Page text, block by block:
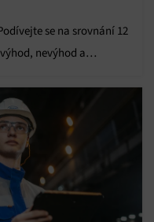
a sdělování
Vždy aktivní
se na srovnání 12
nevýhod a